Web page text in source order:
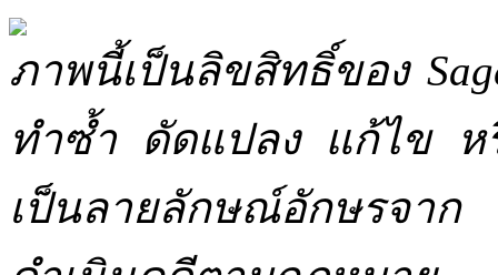
ภาพนี้เป็นลิขสิทธิ์ของ
ทำซ้ำ ดัดแปลง แก้ไข ห
เป็นลายลักษณ์อักษรจาก